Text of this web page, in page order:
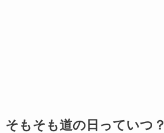
そもそも道の日っていつ？